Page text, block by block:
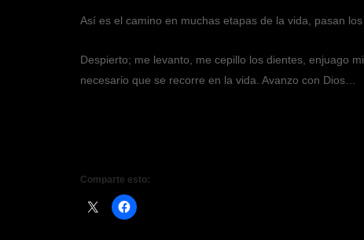
Así es el camino en muchas etapas de la vida, pasan
Despierto; me levanto, me cepillo los dientes, enjuago
necesario que se recorre en la vida. Avanzo con Dios…
Comparte esto: